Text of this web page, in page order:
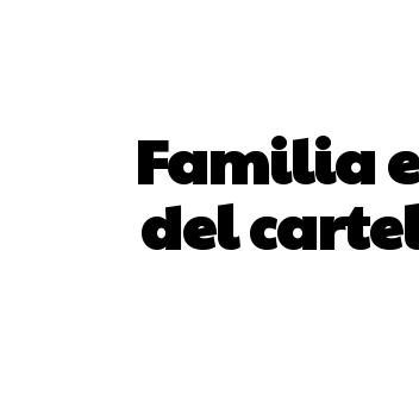
Familia
del